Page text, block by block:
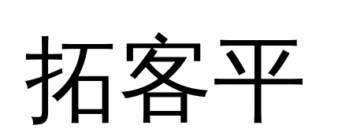
拓客平